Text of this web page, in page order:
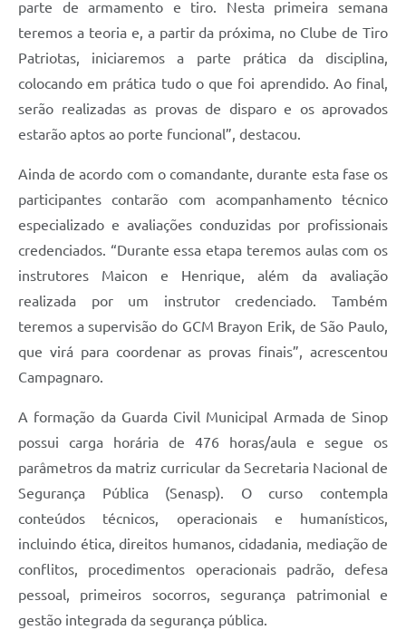
parte de armamento e tiro. Nesta primeira semana
teremos a teoria e, a partir da próxima, no Clube de Tiro
Patriotas, iniciaremos a parte prática da disciplina,
colocando em prática tudo o que foi aprendido. Ao final,
serão realizadas as provas de disparo e os aprovados
estarão aptos ao porte funcional”, destacou.
Ainda de acordo com o comandante, durante esta fase os
participantes contarão com acompanhamento técnico
especializado e avaliações conduzidas por profissionais
credenciados. “Durante essa etapa teremos aulas com os
instrutores Maicon e Henrique, além da avaliação
realizada por um instrutor credenciado. Também
teremos a supervisão do GCM Brayon Erik, de São Paulo,
que virá para coordenar as provas finais”, acrescentou
Campagnaro.
A formação da Guarda Civil Municipal Armada de Sinop
possui carga horária de 476 horas/aula e segue os
parâmetros da matriz curricular da Secretaria Nacional de
Segurança Pública (Senasp). O curso contempla
conteúdos técnicos, operacionais e humanísticos,
incluindo ética, direitos humanos, cidadania, mediação de
conflitos, procedimentos operacionais padrão, defesa
pessoal, primeiros socorros, segurança patrimonial e
gestão integrada da segurança pública.